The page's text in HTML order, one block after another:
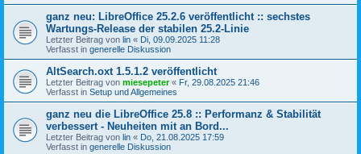
ganz neu: LibreOffice 25.2.6 veröffentlicht :: sechstes
Wartungs-Release der stabilen 25.2-Linie
Letzter Beitrag von lin « Di, 09.09.2025 11:28
Verfasst in generelle Diskussion
AltSearch.oxt 1.5.1.2 veröffentlicht
Letzter Beitrag von miesepeter« Fr, 29.08.2025 21:46
Verfasst in Setup und Allgemeines
ganz neu die LibreOffice 25.8 :: Performanz & Stabilität
verbessert - Neuheiten mit an Bord...
Letzter Beitrag von lin « Do, 21.08.2025 17:59
Verfasst in generelle Diskussion